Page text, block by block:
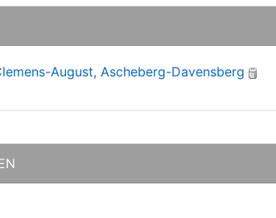
August, Ascheberg-Davensberg